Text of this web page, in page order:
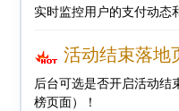
实时监控用户的支付动态
活动结束落地
后台可选是否开启活动结
榜页面）！